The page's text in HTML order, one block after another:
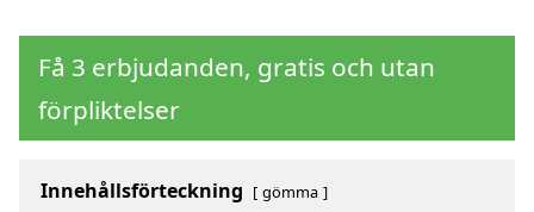
Få 3 erbjudanden, gratis och utan
förpliktelser
Innehållsförteckning gömma